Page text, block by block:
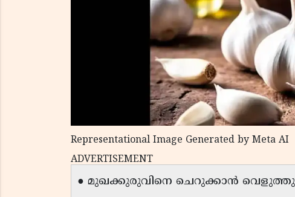
Representational Image Generated by Meta AI
ADVERTISEMENT
● മുഖക്കുരുവിനെ ചെറുക്കാൻ